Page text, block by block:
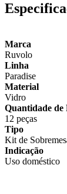
Marca
Ruvolo
Linha
Paradise
Material
Vidro
Quantidade de
12 peças
Tipo
Kit de
Indicação
Uso doméstico